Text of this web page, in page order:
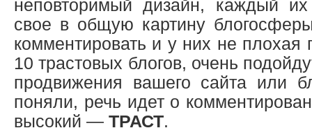
неповторимый дизайн, каждый
свое в общую картину
комментировать и у них не плохая
10 трастовых блогов, очень
продвижения вашего сайта или
поняли, речь идет о
высокий — ТРАСТ.